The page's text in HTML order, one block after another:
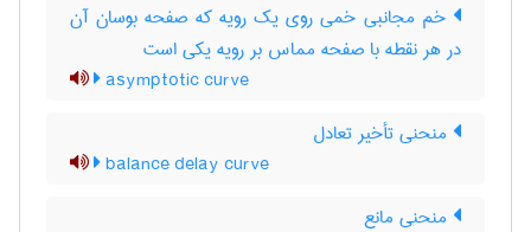
خم مجانبی خمی روی یک رویه که صفحه بوسان آن
در هر نقطه با صفحه مماس بر رویه یکی است
asymptotic curve
منحنی تأخیر تعادل
balance delay curve
منحنی مانع